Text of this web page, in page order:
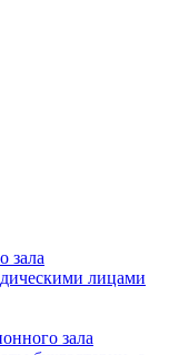
зала
лицами
зала